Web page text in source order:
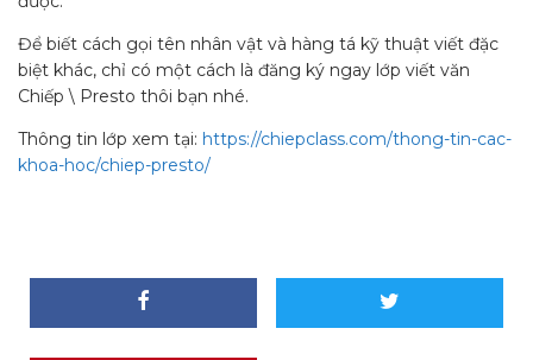
Để biết cách gọi tên nhân vật và hàng tá kỹ thuật viết đặc
biệt khác, chỉ có một cách là đăng ký ngay lớp viết văn
Chiếp \ Presto thôi bạn nhé.
Thông tin lớp xem tại: https://chiepclass.com/thong-tin-cac-
khoa-hoc/chiep-presto/